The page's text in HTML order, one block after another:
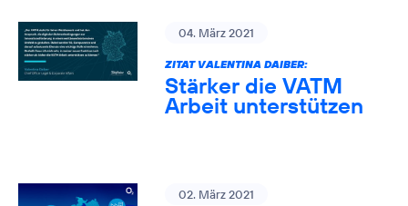
04. März 2021
ZITAT VALENTINA DAIBER:
Stärker die VATM
Arbeit unterstützen
02. März 2021